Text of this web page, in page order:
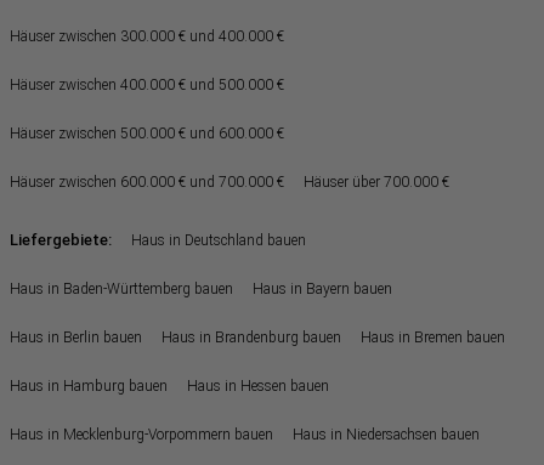
Häuser zwischen 300.000 € und 400.000 €
Häuser zwischen 400.000 € und 500.000 €
Häuser zwischen 500.000 € und 600.000 €
Häuser zwischen 600.000 € und 700.000 € Häuser über 700.000 €
Liefergebiete: Haus in Deutschland bauen
Haus in Baden-Württemberg bauen Haus in Bayern bauen
Haus in Berlin bauen Haus in Brandenburg bauen Haus in Bremen bauen
Haus in Hamburg bauen Haus in Hessen bauen
Haus in Mecklenburg-Vorpommern bauen Haus in Niedersachsen bauen